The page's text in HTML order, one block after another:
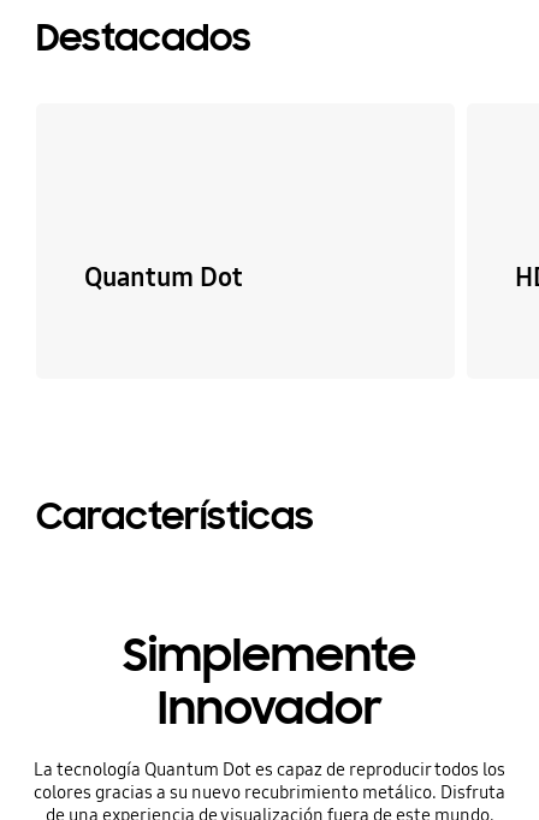
Destacados
Quantum Dot
Características
Simplemente
Innovador
La tecnología Quantum Dot es capaz de reproducir todos los
colores gracias a su nuevo recubrimiento metálico. Disfruta
de una experiencia de visualización fuera de este mundo.